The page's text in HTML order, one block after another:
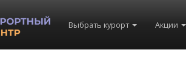
Выбрать курорт Акции